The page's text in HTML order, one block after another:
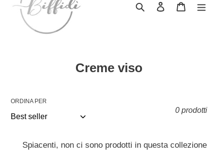
Cerca Accedi Carrello
C
z
Creme viso
ORDINA PER
0 prodotti
Spiacenti, non ci sono prodotti in questa collezione